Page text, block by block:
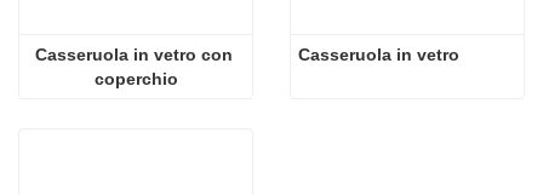
Casseruola in vetro con
coperchio
Casseruola in vetro